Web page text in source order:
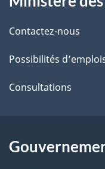
i
l
s
d
l
propos
de
ce
site
Contactez-nous
Possibilités
Consultations